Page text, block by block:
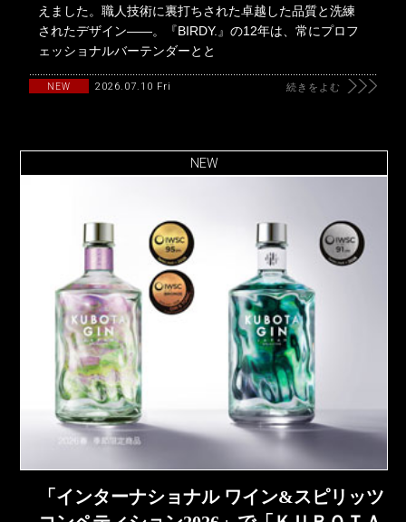
えました。職人技術に裏打ちされた卓越した品質と洗練
されたデザイン――。『BIRDY.』の12年は、常にプロフ
ェッショナルバーテンダーとと
NEW 2026.07.10 Fri 続きをよむ
NEW
「インターナショナル ワイン&スピリッツ